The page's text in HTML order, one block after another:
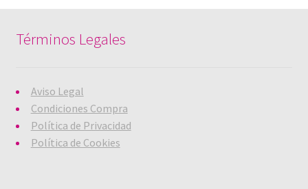
Términos Legales
Aviso Legal
Condiciones Compra
Política de Privacidad
Política de Cookies